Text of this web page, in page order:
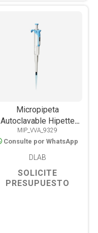
Micropipeta
Autoclavable Hipette
Volumen Variable 10-
100ul
MIP_VVA_9329
Consulte por WhatsApp
DLAB
SOLICITE
PRESUPUESTO